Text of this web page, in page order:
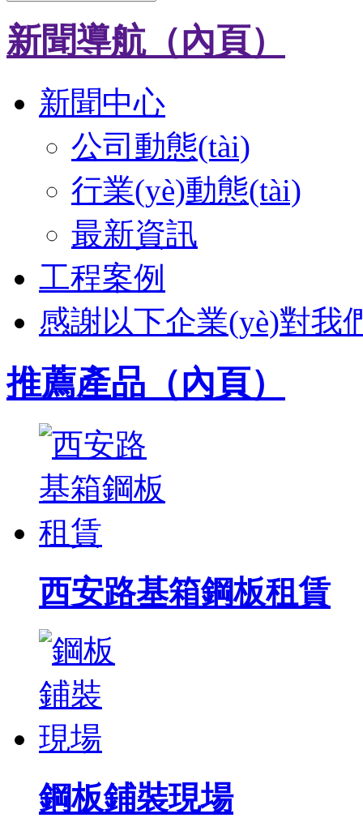
新聞導航（內頁）
新聞中心
公司動態(tài)
行業(yè)動態(tài)
最新資訊
工程案例
感謝以下企業(yè)對我們
推薦產品（內頁）
西安路基箱鋼板租賃
鋼板鋪裝現場